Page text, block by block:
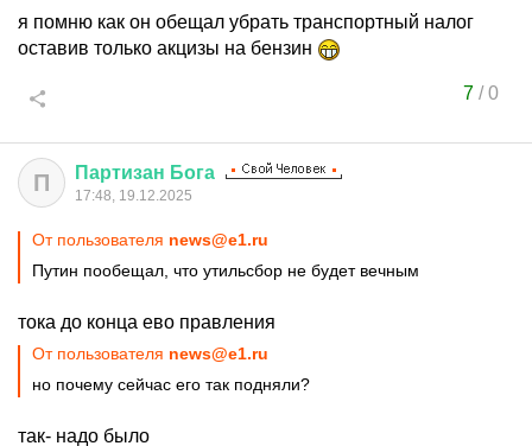
я помню как он обещал убрать транспортный налог
оставив только акцизы на бензин
7/0
П Партизан Бога
17:48, 19.12.2025
От пользователя news@e1.ru
Путин пообещал, что утильсбор не будет вечным
тока до конца ево правления
От пользователя news@e1.ru
но почему сейчас его так подняли?
так- надо было